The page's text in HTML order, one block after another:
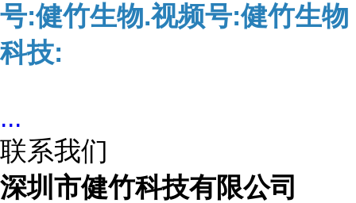
号:健竹生物.视频号:健竹生物
科技:
...
联系我们
深圳市健竹科技有限公司